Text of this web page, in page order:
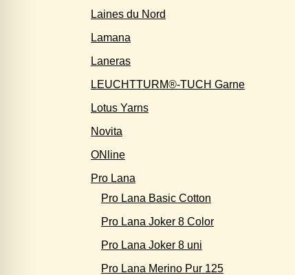
Laines du Nord
Lamana
Laneras
LEUCHTTURM®-TUCH Garne
Lotus Yarns
Novita
ONline
Pro Lana
Pro Lana Basic Cotton
Pro Lana Joker 8 Color
Pro Lana Joker 8 uni
Pro Lana Merino Pur 125